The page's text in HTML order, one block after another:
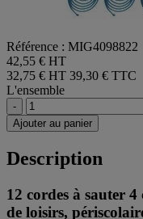
Référence : MIG4098822
42,55 € HT
32,75 € HT 39,30 € TTC
L'ensemble
-
Ajouter au panier
Description
12 cordes à sauter
de loisirs,